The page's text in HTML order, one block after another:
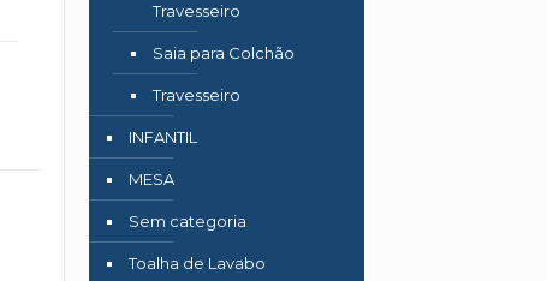
Travesseiro
Saia para Colchão
Travesseiro
INFANTIL
MESA
Sem categoria
Toalha de Lavabo